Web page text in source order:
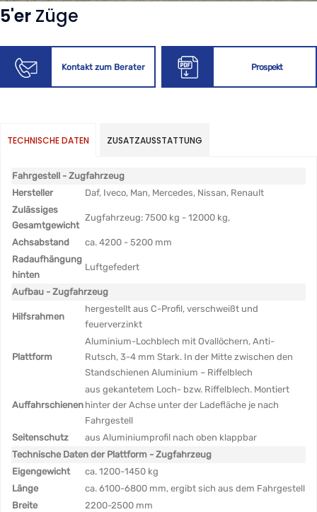
5'er Züge
Kontakt zum Berater Prospekt
TECHNISCHE DATEN ZUSATZAUSSTATTUNG
Fahrgestell - Zugfahrzeug
Hersteller
Daf, Iveco, Man, Mercedes, Nissan, Renault
Zulässiges
Gesamtgewicht
Zugfahrzeug: 7500 kg - 12000 kg,
Achsabstand
ca. 4200 - 5200 mm
Radaufhängung
hinten
Luftgefedert
Aufbau - Zugfahrzeug
Hilfsrahmen
hergestellt aus C-Profil, verschweißt und
feuerverzinkt
Plattform
Aluminium-Lochblech mit Ovallöchern, Anti-
Rutsch, 3-4 mm Stark. In der Mitte zwischen den
Standschienen Aluminium – Riffelblech
Auffahrschienen
aus gekantetem Loch- bzw. Riffelblech. Montiert
hinter der Achse unter der Ladefläche je nach
Fahrgestell
Seitenschutz
aus Aluminiumprofil nach oben klappbar
Technische Daten der Plattform - Zugfahrzeug
Eigengewicht
ca. 1200-1450 kg
Länge
ca. 6100-6800 mm, ergibt sich aus dem Fahrgestell
Breite
2200-2500 mm